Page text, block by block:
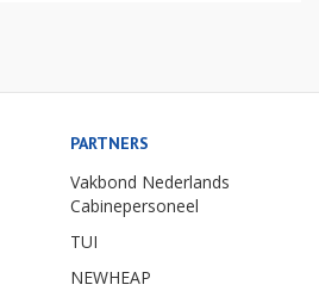
PARTNERS
Vakbond Nederlands
Cabinepersoneel
TUI
NEWHEAP